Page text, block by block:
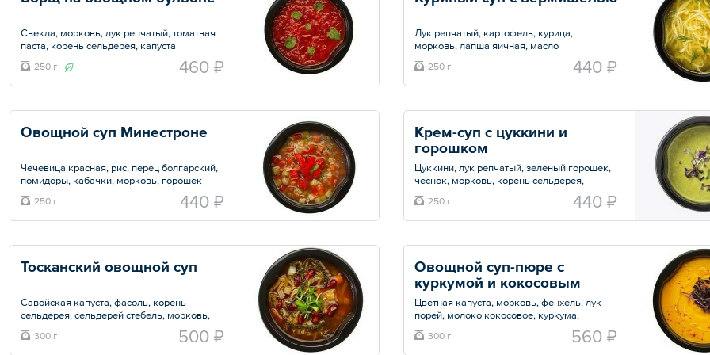
Свекла, морковь, лук репчатый, томатная
паста, корень сельдерея, капуста
белокочанная, сироп топинамбура,
яблочный уксус.
250 г 460 ₽
Лук репчатый, картофель, курица,
морковь, лапша яичная, масло
подсолнечное, соль.
Общий вес – 250 г
250 г 440 ₽
Овощной суп Минестроне
Чечевица красная, рис, перец болгарский,
помидоры, кабачки, морковь, горошек
зеленый, масло оливковое, орегано,
базилик, фреш лимона.
250 г 440 ₽
Крем-суп с цуккини и
горошком
Цуккини, лук репчатый, зеленый горошек,
чеснок, морковь, корень сельдерея,
молоко кокосовое, масло оливковое,
сироп топинамбура, тимьян.
250 г 440 ₽
Тосканский овощной суп
Савойская капуста, фасоль, корень
сельдерея, сельдерей стебель, морковь,
цуккини, лук репчатый, лук порей, томаты в
собственном соку, томатная паста, масло
300 г 500 ₽
Овощной суп-пюре с
куркумой и кокосовым
молоком
Цветная капуста, морковь, фенхель, лук
порей, молоко кокосовое, куркума,
паприка, фреш лимона.
300 г 560 ₽